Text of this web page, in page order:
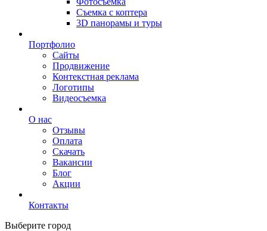
Съемка с коптера
3D панорамы и туры
Портфолио
Сайты
Продвижение
Контекстная реклама
Логотипы
Видеосъемка
О нас
Отзывы
Оплата
Скачать
Вакансии
Блог
Акции
Контакты
Выберите город